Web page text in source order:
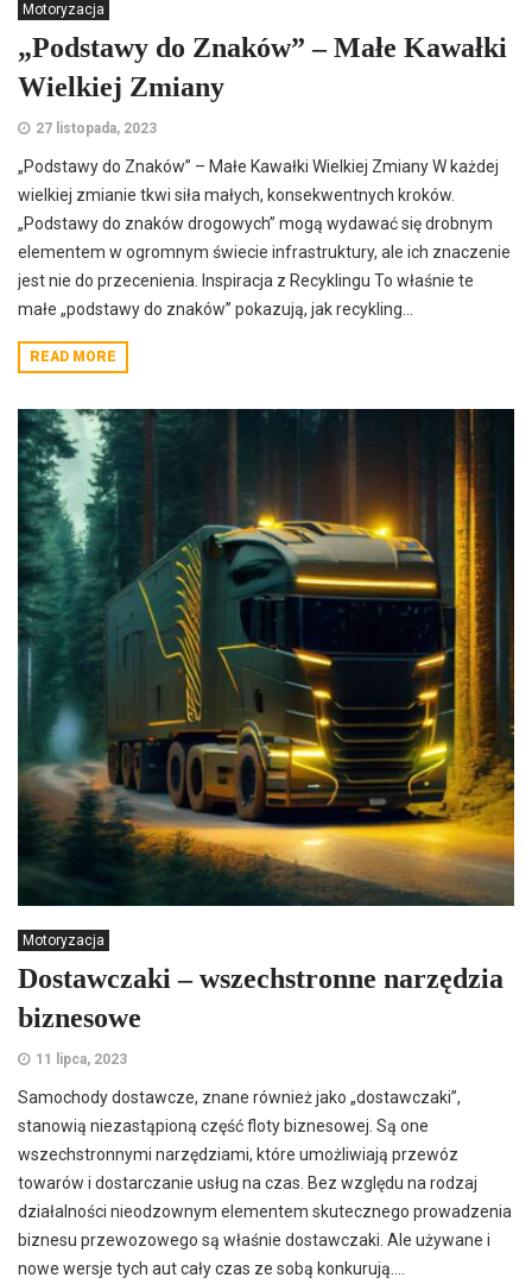
Motoryzacja
„Podstawy do Znaków” – Małe Kawałki
Wielkiej Zmiany
27 listopada, 2023
„Podstawy do Znaków” – Małe Kawałki Wielkiej Zmiany W każdej
wielkiej zmianie tkwi siła małych, konsekwentnych kroków.
„Podstawy do znaków drogowych” mogą wydawać się drobnym
elementem w ogromnym świecie infrastruktury, ale ich znaczenie
jest nie do przecenienia. Inspiracja z Recyklingu To właśnie te
małe „podstawy do znaków” pokazują, jak recykling...
READ MORE
Motoryzacja
Dostawczaki – wszechstronne narzędzia
biznesowe
11 lipca, 2023
Samochody dostawcze, znane również jako „dostawczaki”,
stanowią niezastąpioną część floty biznesowej. Są one
wszechstronnymi narzędziami, które umożliwiają przewóz
towarów i dostarczanie usług na czas. Bez względu na rodzaj
działalności nieodzownym elementem skutecznego prowadzenia
biznesu przewozowego są właśnie dostawczaki. Ale używane i
nowe wersje tych aut cały czas ze sobą konkurują....